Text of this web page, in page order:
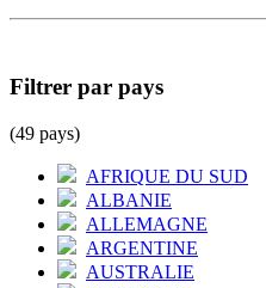
Filtrer par pays
(49 pays)
AFRIQUE DU SUD
ALBANIE
ALLEMAGNE
ARGENTINE
AUSTRALIE